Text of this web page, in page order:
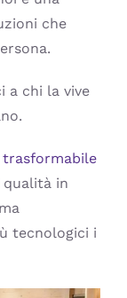
che
a chi la vive
in
tecnologici i